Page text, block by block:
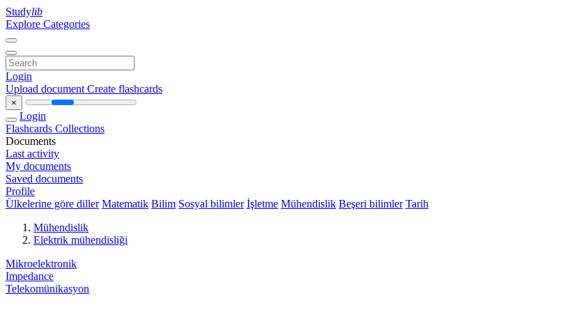
Studylib
Explore Categories
Login
Upload document Create flashcards
×
Login
Flashcards Collections
Documents
Last activity
My documents
Saved documents
Profile
Ülkelerine göre diller Matematik Bilim Sosyal bilimler İşletme Mühendislik Beşeri bilimler Tarih
Mühendislik
Elektrik mühendisliği
Mikroelektronik
Impedance
Telekomünikasyon